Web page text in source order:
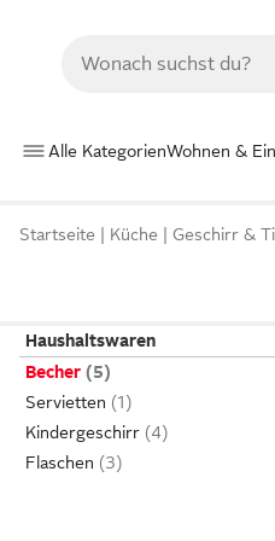
Alle KategorienWohnen &
Startseite Küche Geschirr &
Haushaltswaren
Becher
Servietten
Kindergeschirr
Flaschen